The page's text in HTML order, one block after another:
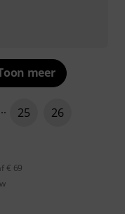
meer
25 26
€ 69